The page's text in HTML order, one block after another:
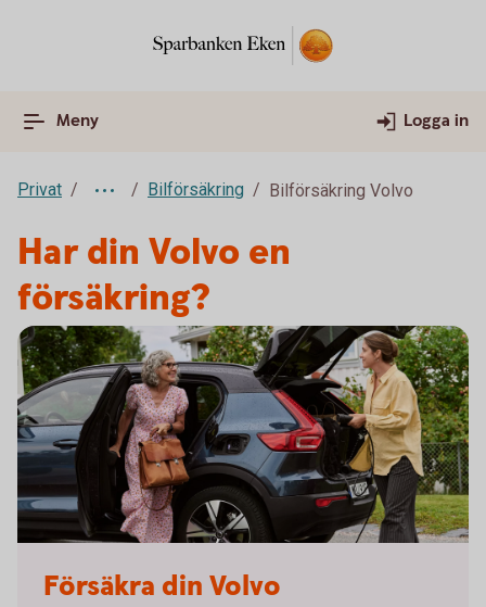
Meny Logga in
Privat Bilförsäkring Bilförsäkring Volvo
Har din Volvo en
försäkring?
Försäkra din Volvo